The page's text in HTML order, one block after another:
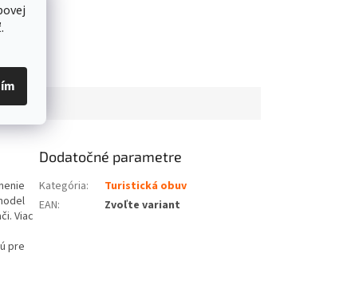
Viac
pre
Dodatočné parametre
Kategória:
Turistická obuv
EAN: Zvoľte variant